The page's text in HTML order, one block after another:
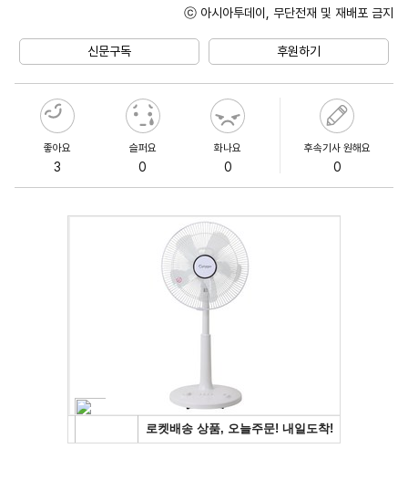
ⓒ 아시아투데이, 무단전재 및 재배포 금지
신문구독 후원하기
좋아요
3
슬퍼요
0
화나요
0
후속기사 원해요
0